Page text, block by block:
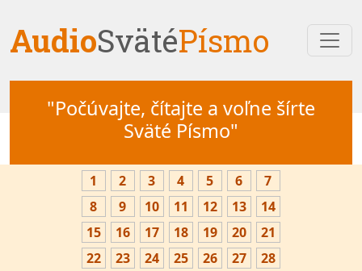
AudioSvätéPísmo
"Počúvajte, čítajte a voľne šírte
Sväté Písmo"
1 2 3 4 5 6
7
8
9 10 11 12 13
14
15
16 17 18 19 20
21
22
23 24 25 26 27
28